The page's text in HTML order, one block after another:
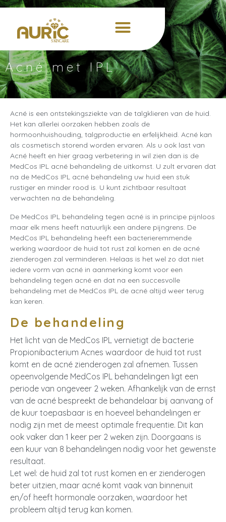
Acné met IPL
Acné is een ontstekingsziekte van de talgklieren van de huid.
Het kan allerlei oorzaken hebben zoals de
hormoonhuishouding, talgproductie en erfelijkheid. Acné kan
als cosmetisch storend worden ervaren. Als u ook last van
Acné heeft en hier graag verbetering in wil zien dan is de
MedCos IPL acné behandeling de uitkomst. U zult ervaren dat
na de MedCos IPL acné behandeling uw huid een stuk
rustiger en minder rood is. U kunt zichtbaar resultaat
verwachten na de behandeling.
De MedCos IPL behandeling tegen acné is in principe pijnloos
maar elk mens heeft natuurlijk een andere pijngrens. De
MedCos IPL behandeling heeft een bacterieremmende
werking waardoor de huid tot rust zal komen en de acné
zienderogen zal verminderen. Helaas is het wel zo dat niet
iedere vorm van acné in aanmerking komt voor een
behandeling tegen acné en dat na een succesvolle
behandeling met de MedCos IPL de acné altijd weer terug
kan keren.
De behandeling
Het licht van de MedCos IPL vernietigt de bacterie
Propionibacterium Acnes waardoor de huid tot rust
komt en de acné zienderogen zal afnemen. Tussen
opeenvolgende MedCos IPL behandelingen ligt een
periode van ongeveer 2 weken. Afhankelijk van de ernst
van de acné bespreekt de behandelaar bij aanvang of
de kuur toepasbaar is en hoeveel behandelingen er
nodig zijn met de meest optimale frequentie. Dit kan
ook vaker dan 1 keer per 2 weken zijn. Doorgaans is
een kuur van 8 behandelingen nodig voor het gewenste
resultaat.
Let wel: de huid zal tot rust komen en er zienderogen
beter uitzien, maar acné komt vaak van binnenuit
en/of heeft hormonale oorzaken, waardoor het
probleem altijd terug kan komen.